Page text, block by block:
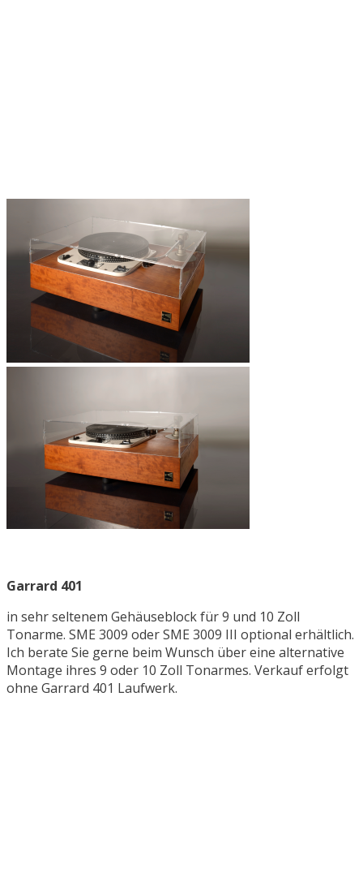
Garrard 401
in sehr seltenem Gehäuseblock für 9 und 10 Zoll
Tonarme. SME 3009 oder SME 3009 III optional erhältlich.
Ich berate Sie gerne beim Wunsch über eine alternative
Montage ihres 9 oder 10 Zoll Tonarmes. Verkauf erfolgt
ohne Garrard 401 Laufwerk.